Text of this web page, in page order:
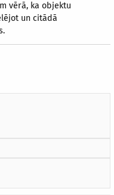
vērā, ka objektu
un citādā